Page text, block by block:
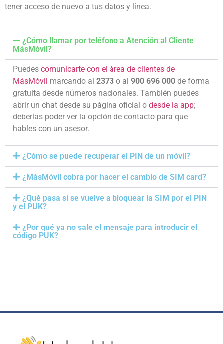
tener acceso de nuevo a tus datos y línea.
¿Cómo llamar por teléfono a Atención al Cliente
MásMóvil?
Puedes comunicarte con el área de clientes de
MásMóvil marcando al 2373 o al 900 696 000 de forma
gratuita desde números nacionales. También puedes
abrir un chat desde su página oficial o desde la app;
deberías poder ver la opción de contacto para que
hables con un asesor.
¿Cómo se puede recuperar el PIN de un móvil?
¿MásMóvil cobra por hacer el cambio de SIM card?
¿Qué pasa si se vuelve a bloquear la SIM por el PIN
y el PUK?
¿Por qué ya no sale el mensaje para introducir el
código PUK?